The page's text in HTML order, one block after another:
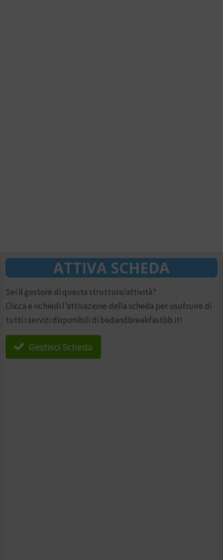
ATTIVA SCHEDA
Sei il gestore di questa struttura/attività?
Clicca e richiedi l’attivazione della scheda per usufruire di
tutti i servizi disponibili di bedandbreakfastbb.it!
Gestisci Scheda